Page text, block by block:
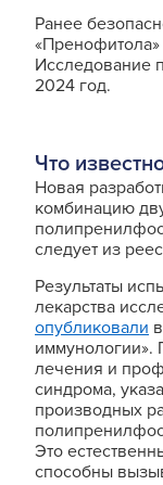
Ранее
«Пренофитола»
Исследование
2024 год.
Что
Новая
комбинацию
следует из
Результаты
лекарства
опубликовали
иммунологии».
лечения и
синдрома,
производных
Это
способны